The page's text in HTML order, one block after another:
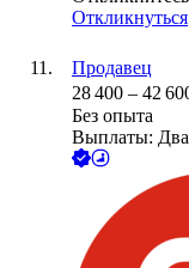
Откликнуться
Продавец
28 400 – 42
Без опыта
Выплаты: Два